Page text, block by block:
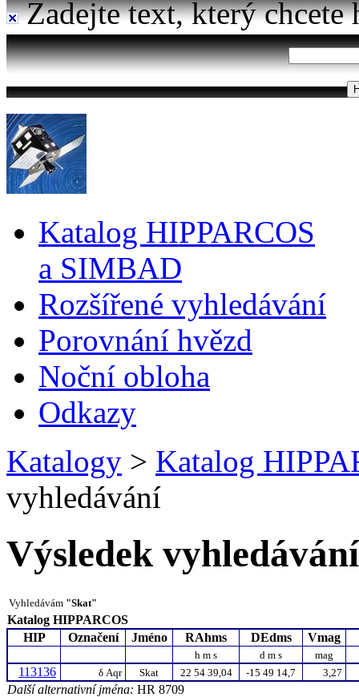
Zadejte text, který chcete
Katalog HIPPARCOS
a SIMBAD
Rozšířené vyhledávání
Porovnání hvězd
Noční obloha
Odkazy
Katalogy > Katalog
vyhledávání
Výsledek vyhledávání
Vyhledávám "Skat"
Katalog HIPPARCOS
HIP
Označení Jméno RAhms DEdms Vmag
h m s d m s mag
113136 δ Aqr Skat 22 54 39,04 -15 49 14,7 3,27
Další alternativní jména: HR 8709